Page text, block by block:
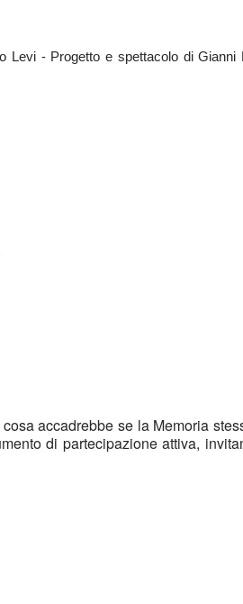
Levi - Progetto e spettacolo di Gianni
accadrebbe se la Memoria
di partecipazione attiva,